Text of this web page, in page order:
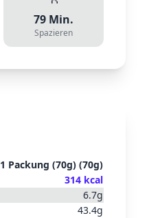
79 Min.
Spazieren
1 Packung (70g) (70g)
314 kcal
6.7g
43.4g